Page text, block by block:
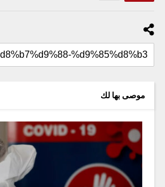
موصى بها لك